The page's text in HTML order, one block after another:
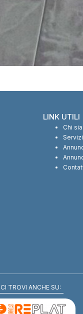
LINK UTILI
Chi
Servizi
CI TROVI ANCHE SU: